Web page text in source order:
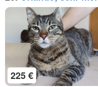
dringend ein
225 €